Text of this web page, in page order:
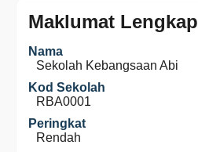
Maklumat Lengkap
Nama
Sekolah Kebangsaan Abi
Kod Sekolah
RBA0001
Peringkat
Rendah